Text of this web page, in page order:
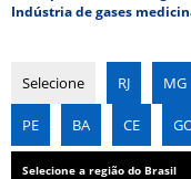
Indústria de gases
Selecione RJ MG
PE BA CE
Selecione a região do Brasil